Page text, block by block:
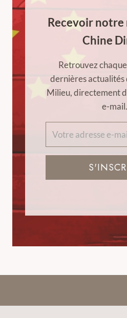
Recevoir
Chine
Retrouvez
dernières actualités
Milieu, directement
e-mail.